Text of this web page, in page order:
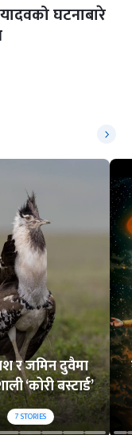
घटनाबारे
र जमिन दुवैमा
‘कोरी बस्टार्ड’
7STORIES